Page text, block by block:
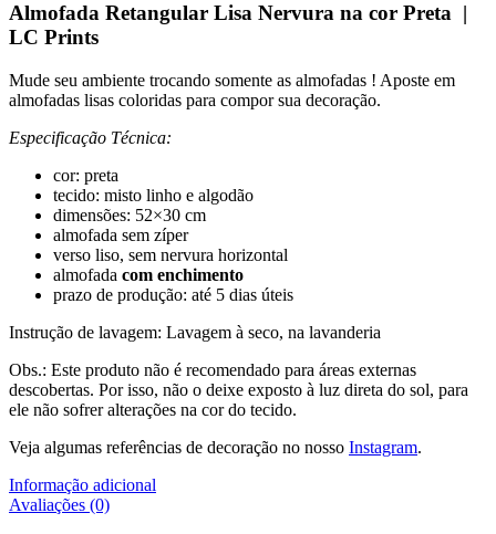
Almofada Retangular Lisa Nervura na cor Preta |
LC Prints
Mude seu ambiente trocando somente as almofadas ! Aposte em
almofadas lisas coloridas para compor sua decoração.
Especificação Técnica:
cor: preta
tecido: misto linho e algodão
dimensões: 52×30 cm
almofada sem zíper
verso liso, sem nervura horizontal
almofada com enchimento
prazo de produção: até 5 dias úteis
Instrução de lavagem: Lavagem à seco, na lavanderia
Obs.: Este produto não é recomendado para áreas externas
descobertas. Por isso, não o deixe exposto à luz direta do sol, para
ele não sofrer alterações na cor do tecido.
Veja algumas referências de decoração no nosso Instagram.
Informação adicional
Avaliações (0)